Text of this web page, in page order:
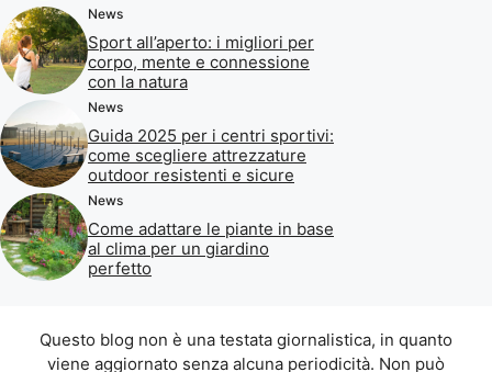
News
Sport all’aperto: i migliori per
corpo, mente e connessione
con la natura
News
Guida 2025 per i centri sportivi:
come scegliere attrezzature
outdoor resistenti e sicure
News
Come adattare le piante in base
al clima per un giardino
perfetto
Questo blog non è una testata giornalistica, in quanto
viene aggiornato senza alcuna periodicità. Non può